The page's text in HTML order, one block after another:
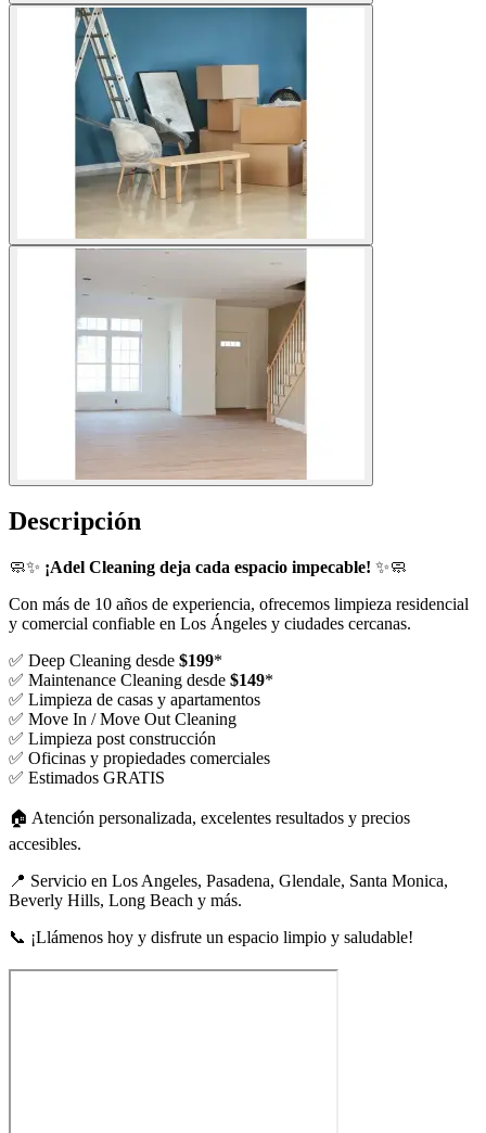
Descripción
🧼✨ ¡Adel Cleaning deja cada espacio impecable! ✨🧼
Con más de 10 años de experiencia, ofrecemos limpieza residencial
y comercial confiable en Los Ángeles y ciudades cercanas.
✅ Deep Cleaning desde $199*
✅ Maintenance Cleaning desde $149*
✅ Limpieza de casas y apartamentos
✅ Move In / Move Out Cleaning
✅ Limpieza post construcción
✅ Oficinas y propiedades comerciales
✅ Estimados GRATIS
🏠 Atención personalizada, excelentes resultados y precios
accesibles.
📍 Servicio en Los Angeles, Pasadena, Glendale, Santa Monica,
Beverly Hills, Long Beach y más.
📞 ¡Llámenos hoy y disfrute un espacio limpio y saludable!